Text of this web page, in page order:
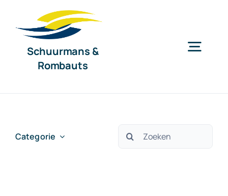
naar
Schuurmans &
Rombauts
Categorie
Zoeken